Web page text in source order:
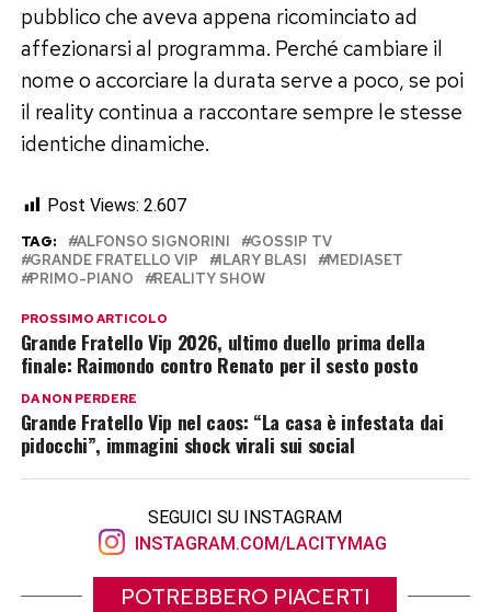
pubblico che aveva appena ricominciato ad
affezionarsi al programma. Perché cambiare il
nome o accorciare la durata serve a poco, se poi
il reality continua a raccontare sempre le stesse
identiche dinamiche.
Post Views: 2.607
TAG: ALFONSO SIGNORINI
GOSSIP TV
GRANDE FRATELLO VIP
ILARY BLASI
MEDIASET
PRIMO-PIANO
REALITY SHOW
PROSSIMO ARTICOLO
Grande Fratello Vip 2026, ultimo duello prima della
finale: Raimondo contro Renato per il sesto posto
DA NON PERDERE
Grande Fratello Vip nel caos: “La casa è infestata dai
pidocchi”, immagini shock virali sui social
SEGUICI SU INSTAGRAM
INSTAGRAM.COM/LACITYMAG
POTREBBERO PIACERTI